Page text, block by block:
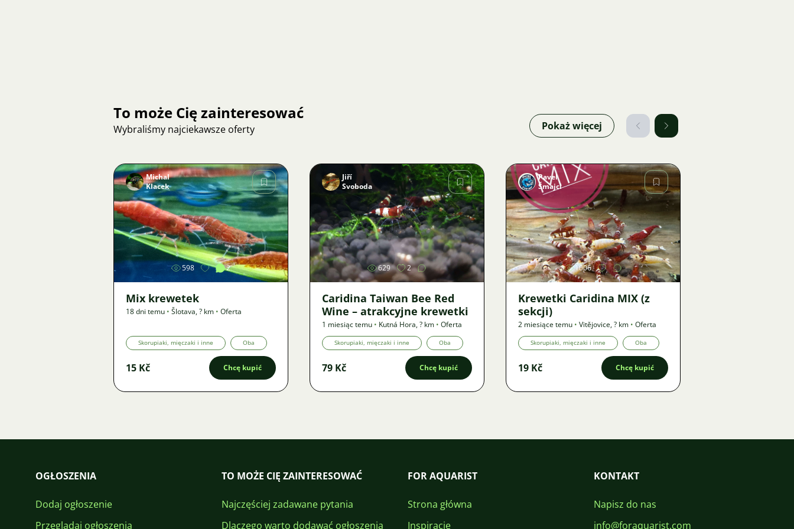
To może Cię zainteresować
Wybraliśmy najciekawsze oferty Pokaż więcej
Zdjęcie
Michal
Klacek
598 2
Mix krewetek
18 dni temu • Šlotava,? km • Oferta
Skorupiaki, mięczaki i inne Oba
15 Kč Chcę kupić
Zdjęcie
Jiří
Svoboda
629 2
Caridina Taiwan Bee Red
Wine – atrakcyjne krewetki
1 miesiąc temu • Kutná Hora,? km • Oferta
Skorupiaki, mięczaki i inne Oba
79 Kč Chcę kupić
Zdjęcie
Pavel
Šmajcl
1006
Krewetki Caridina MIX (z
sekcji)
2 miesiące temu • Vitějovice,? km • Oferta
Skorupiaki, mięczaki i inne Oba
19 Kč Chcę kupić
OGŁOSZENIA
Dodaj ogłoszenie
Przeglądaj ogłoszenia
TO MOŻE CIĘ ZAINTERESOWAĆ
Najczęściej zadawane pytania
Dlaczego warto dodawać ogłoszenia
FOR AQUARIST
Strona główna
Inspiracje
KONTAKT
Napisz do nas
info@foraquarist.com